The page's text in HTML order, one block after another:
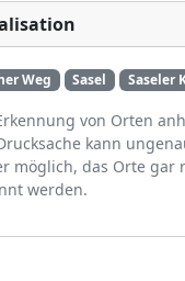
Weg Sasel Saseler
von Orten
kann
möglich, das Orte gar
werden.